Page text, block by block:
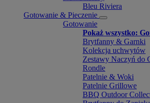
Bleu Riviera
Gotowanie & Pieczenie
Gotowanie
Pokaż wszystko:
Brytfanny & Garnki
Kolekcja uchwytów
Zestawy Naczyń do
Rondle
Patelnie & Woki
Patelnie Grillowe
BBQ Outdoor